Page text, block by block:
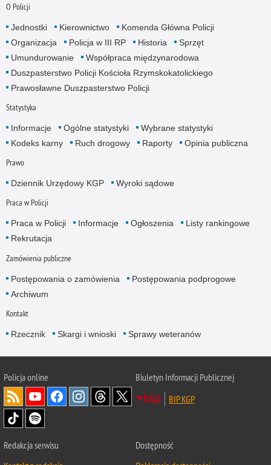
O Policji
Jednostki Kierownictwo
Komenda Główna Policji
Organizacja
Policja w III RP Historia
Sprzęt
Umundurowanie
Współpraca międzynarodowa
Duszpasterstwo Policji Kościoła Rzymskokatolickiego
Prawosławne Duszpasterstwo Policji
Statystyka
Informacje Ogólne statystyki
Wybrane statystyki
Kodeks karny
Ruch drogowy Raporty Opinia publiczna
Prawo
Dziennik Urzędowy KGP Wyroki sądowe
Praca w Policji
Praca w Policji Informacje Ogłoszenia
Listy rankingowe
Rekrutacja
Zamówienia publiczne
Postępowania o zamówienia
Postępowania podprogowe
Archiwum
Kontakt
Rzecznik Skargi i wnioski Sprawy weteranów
Policjaonline
Biuletyn Informacji Publicznej
BIP KGP
Redakcja serwisu
Dostępność